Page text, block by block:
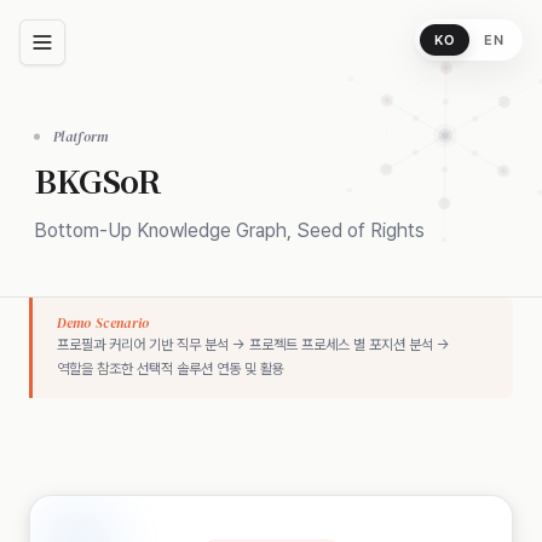
Platform
BKGSoR
Bottom-Up Knowledge Graph, Seed of Rights
Demo Scenario
프로필과 커리어 기반 직무 분석 → 프로젝트 프로세스 별 포지션 분석 →
역할을 참조한 선택적 솔루션 연동 및 활용
KO EN